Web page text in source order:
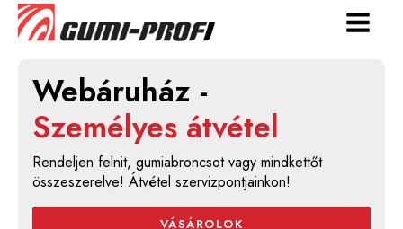
Webáruház -
Személyes átvétel
Rendeljen felnit, gumiabroncsot vagy mindkettőt
összeszerelve! Átvétel szervizpontjainkon!
VÁSÁROLOK